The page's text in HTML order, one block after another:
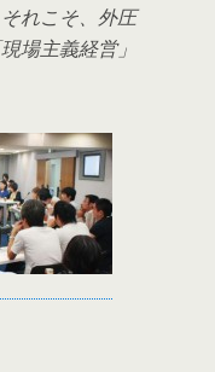
れこそ、外圧
場主義経営」